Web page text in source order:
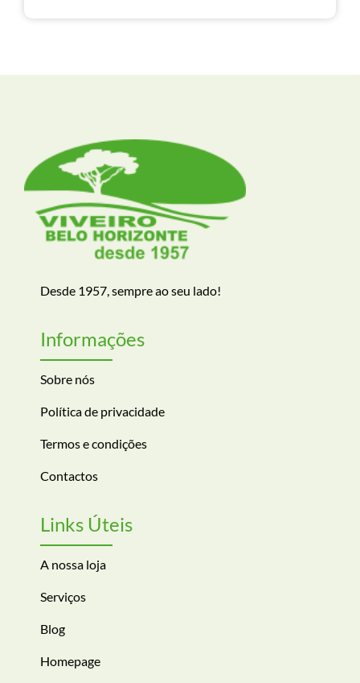
Desde 1957, sempre ao seu lado!
Informações
Sobre nós
Política de privacidade
Termos e condições
Contactos
Links Úteis
A nossa loja
Serviços
Blog
Homepage